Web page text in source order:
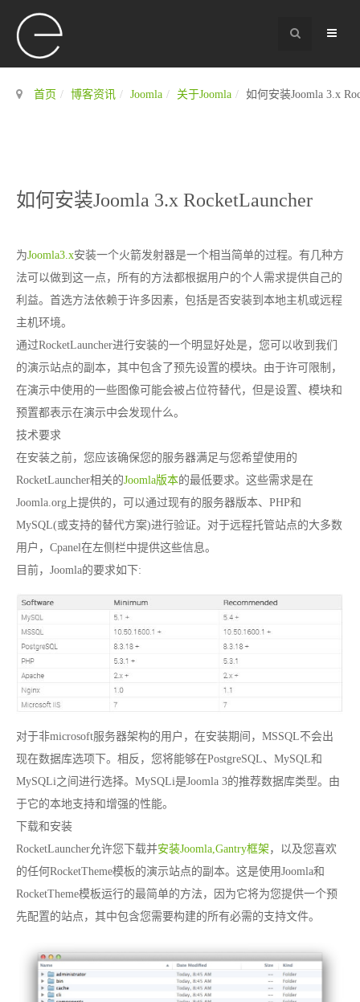
首页 博客资讯 Joomla 关于Joomla 如何安装Joomla 3.x
如何安装Joomla 3.x RocketLauncher
为Joomla3.x安装一个火箭发射器是一个相当简单的过程。有几种方
法可以做到这一点，所有的方法都根据用户的个人需求提供自己的
利益。首选方法依赖于许多因素，包括是否安装到本地主机或远程
主机环境。
通过RocketLauncher进行安装的一个明显好处是，您可以收到我们
的演示站点的副本，其中包含了预先设置的模块。由于许可限制，
在演示中使用的一些图像可能会被占位符替代，但是设置、模块和
预置都表示在演示中会发现什么。
技术要求
在安装之前，您应该确保您的服务器满足与您希望使用的
RocketLauncher相关的Joomla版本的最低要求。这些需求是在
Joomla.org上提供的，可以通过现有的服务器版本、PHP和
MySQL(或支持的替代方案)进行验证。对于远程托管站点的大多数
用户，Cpanel在左侧栏中提供这些信息。
目前，Joomla的要求如下:
对于非microsoft服务器架构的用户，在安装期间，MSSQL不会出
现在数据库选项下。相反，您将能够在PostgreSQL、MySQL和
MySQLi之间进行选择。MySQLi是Joomla 3的推荐数据库类型。由
于它的本地支持和增强的性能。
下载和安装
RocketLauncher允许您下载并安装Joomla,Gantry框架 ，以及您喜欢
的任何RocketTheme模板的演示站点的副本。这是使用Joomla和
RocketTheme模板运行的最简单的方法，因为它将为您提供一个预
先配置的站点，其中包含您需要构建的所有必需的支持文件。